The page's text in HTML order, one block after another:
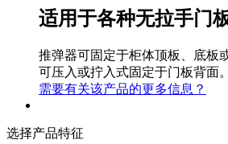
适用于各种无拉手门
推弹器可固定于柜体顶板、底板
可压入或拧入式固定于门板背面。
需要有关该产品的更多信息？
选择产品特征